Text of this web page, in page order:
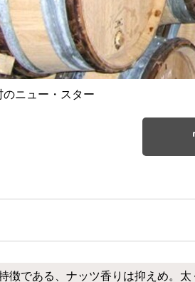
のニュー・スター
徴である、ナッツ香りは抑えめ。